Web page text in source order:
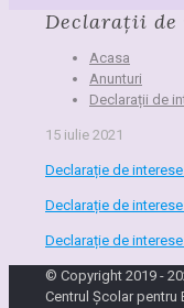
Declarații de
Acasa
Anunturi
Declarații de
15 iulie 2021
Declarație de
Declarație de
Declarație de
© Copyright 2019 -
Centrul Școlar pentru